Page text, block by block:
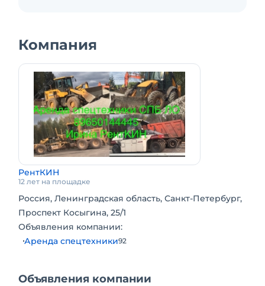
Компания
РентКИН
12 лет на площадке
Россия, Ленинградская область, Санкт-Петербург,
Проспект Косыгина, 25/1
Объявления компании:
Аренда спецтехники92
Объявления компании